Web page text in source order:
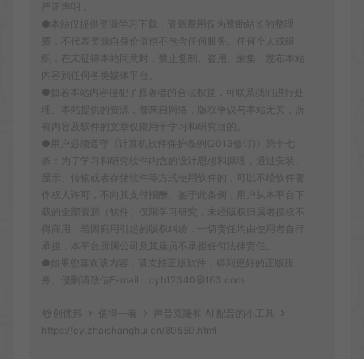
严正声明：
●本站仅提供资源学习下载，资源费用仅为赞助站长的整理
费，不代表资源自身价值也不包含任何服务。任何个人或组
织，在未征得本站同意时，禁止复制、盗用、采集、发布本站
内容到任何各类媒体平台。
●如若本站内容侵犯了原著者的合法权益，可联系我们进行处
理。本站提供的资源，都来自网络，版权争议与本站无关，所
有内容及软件的文章仅限用于学习和研究目的。
●用户必须遵守《计算机软件保护条例(2013修订)》第十七
条：为了学习和研究软件内含的设计思想和原理，通过安装、
显示、传输或者存储软件等方式使用软件的，可以不经软件著
作权人许可，不向其支付报酬。鉴于此条例，用户从本平台下
载的全部资源（软件）仅限学习研究，未经版权归属者授权不
得商用，若因商用引起的版权纠纷，一切责任均由使用者自行
承担，本平台所属公司及其雇员不承担任何法律责任。
●如果您喜欢该内容，请支持正版软件，得到更好的正版服
务。侵删请致信E-mail：cyb12340@163.com
创优邦 值得一看
声音克隆和 AI 配音的小工具
https://cy.zhaishanghui.cn/80550.html